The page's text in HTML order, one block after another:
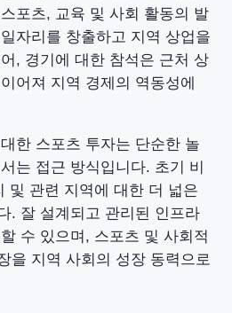
포츠, 교육 및 사회 활동의 발
자리를 창출하고 지역 상업을
, 경기에 대한 참석은 근처 상
어져 지역 경제의 역동성에
한 스포츠 투자는 단순한 놀
는 접근 방식입니다. 초기 비
및 관련 지역에 대한 더 넓은
. 잘 설계되고 관리된 인프라
수 있으며, 스포츠 및 사회적
을 지역 사회의 성장 동력으로